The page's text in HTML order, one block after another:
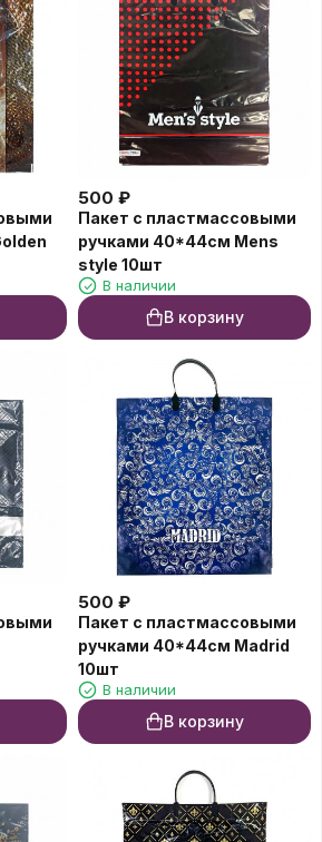
500 ₽
Пакет с пластмассовыми
ручками 40*44см Mens
style 10шт
В наличии
В корзину
500 ₽
Пакет с пластмассовыми
ручками 40*44см Madrid
10шт
В наличии
В корзину